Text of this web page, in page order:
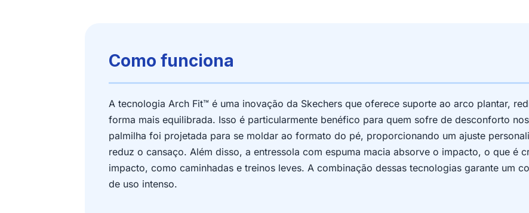
Como funciona
A tecnologia Arch Fit™ é uma inovação da Skechers que oferece suporte ao arco plantar,
forma mais equilibrada. Isso é particularmente benéfico para quem sofre de desconforto
palmilha foi projetada para se moldar ao formato do pé, proporcionando um ajuste
reduz o cansaço. Além disso, a entressola com espuma macia absorve o impacto, o que é
impacto, como caminhadas e treinos leves. A combinação dessas tecnologias garante um
de uso intenso.